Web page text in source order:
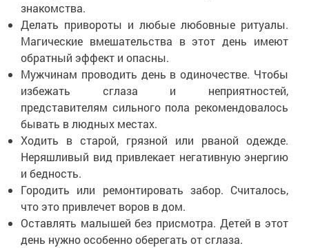
знакомства.
Делать привороты и любые любовные ритуалы.
Магические вмешательства в этот день имеют
обратный эффект и опасны.
Мужчинам проводить день в одиночестве. Чтобы
избежать сглаза и неприятностей,
представителям сильного пола рекомендовалось
бывать в людных местах.
Ходить в старой, грязной или рваной одежде.
Неряшливый вид привлекает негативную энергию
и бедность.
Городить или ремонтировать забор. Считалось,
что это привлечет воров в дом.
Оставлять малышей без присмотра. Детей в этот
день нужно особенно оберегать от сглаза.